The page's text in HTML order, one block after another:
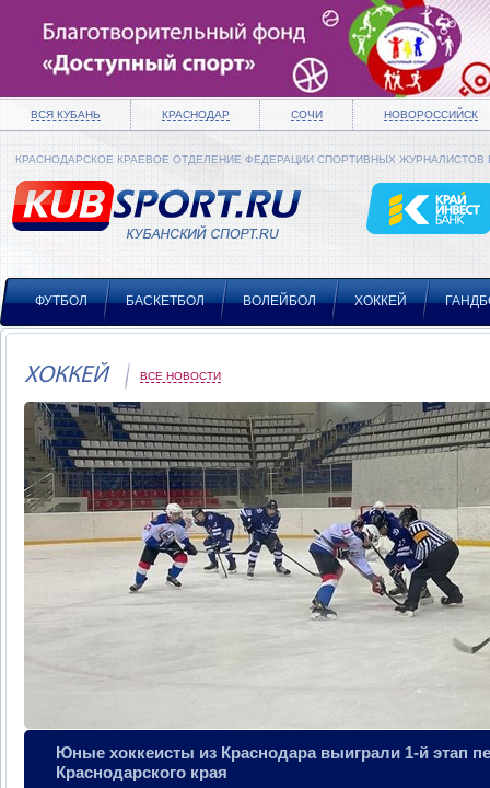
ВСЯ КУБАНЬ КРАСНОДАР СОЧИ НОВОРОССИЙСК
КРАСНОДАРСКОЕ КРАЕВОЕ ОТДЕЛЕНИЕ ФЕДЕРАЦИИ СПОРТИВНЫХ ЖУРНАЛИСТОВ
ФУТБОЛ БАСКЕТБОЛ ВОЛЕЙБОЛ ХОККЕЙ
ХОККЕЙ ВСЕ НОВОСТИ
Юные хоккеисты из Краснодара выиграли 1-й этап
Краснодарского края